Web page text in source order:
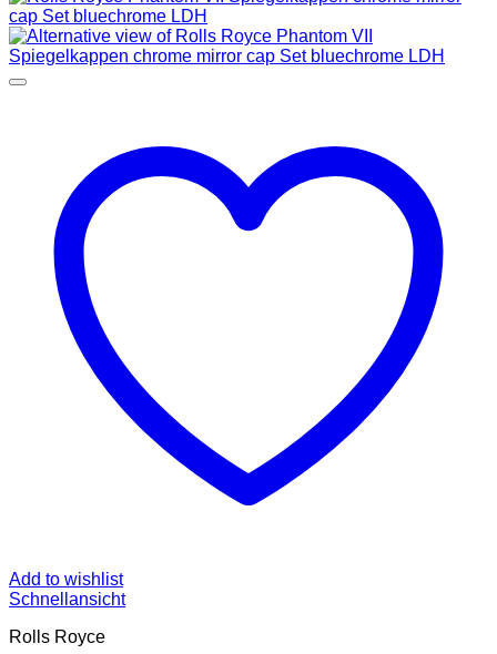
Add to wishlist
Schnellansicht
Rolls Royce